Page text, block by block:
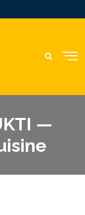
—